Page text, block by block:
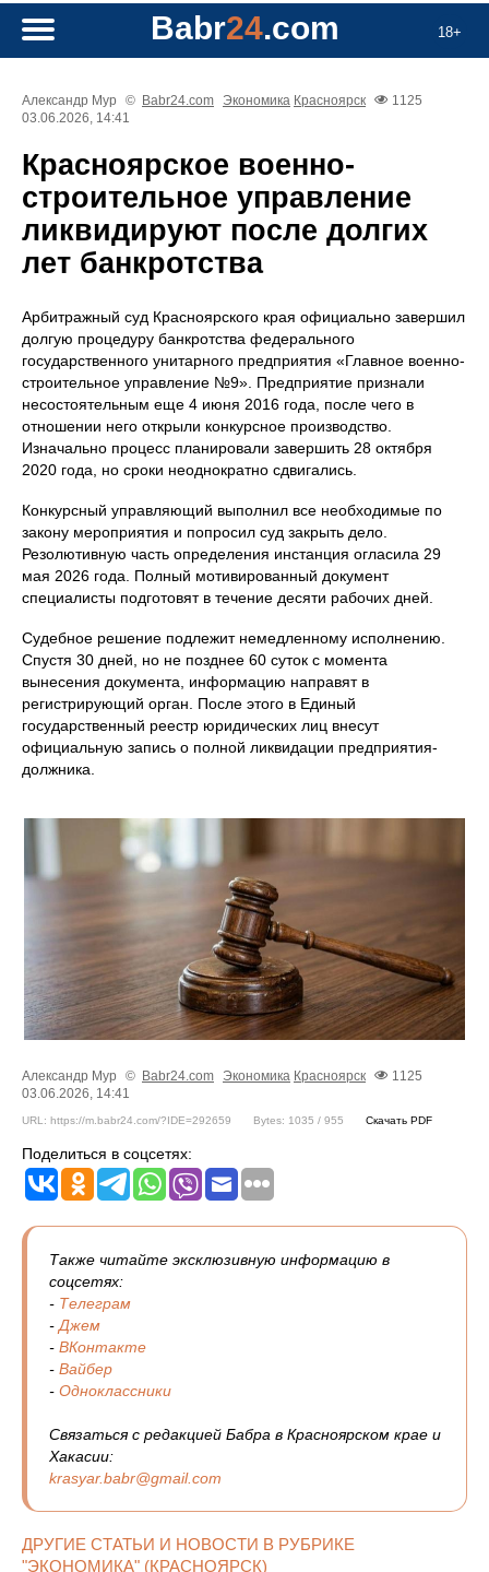
18+
Babr24.com
Александр Мур © Babr24.com Экономика Красноярск
1125
03.06.2026, 14:41
Красноярское военно-
строительное управление
ликвидируют после долгих
лет банкротства
Арбитражный суд Красноярского края официально завершил
долгую процедуру банкротства федерального
государственного унитарного предприятия «Главное военно-
строительное управление №9». Предприятие признали
несостоятельным еще 4 июня 2016 года, после чего в
отношении него открыли конкурсное производство.
Изначально процесс планировали завершить 28 октября
2020 года, но сроки неоднократно сдвигались.
Конкурсный управляющий выполнил все необходимые по
закону мероприятия и попросил суд закрыть дело.
Резолютивную часть определения инстанция огласила 29
мая 2026 года. Полный мотивированный документ
специалисты подготовят в течение десяти рабочих дней.
Судебное решение подлежит немедленному исполнению.
Спустя 30 дней, но не позднее 60 суток с момента
вынесения документа, информацию направят в
регистрирующий орган. После этого в Единый
государственный реестр юридических лиц внесут
официальную запись о полной ликвидации предприятия-
должника.
Александр Мур © Babr24.com Экономика Красноярск
1125
03.06.2026, 14:41
URL: https://m.babr24.com/?IDE=292659 Bytes: 1035 / 955 Скачать PDF
Поделиться в соцсетях:
Также читайте эксклюзивную информацию в
соцсетях:
- Телеграм
- Джем
- ВКонтакте
- Вайбер
- Одноклассники
Связаться с редакцией Бабра в Красноярском крае и
Хакасии:
krasyar.babr@gmail.com
ДРУГИЕ СТАТЬИ И НОВОСТИ В РУБРИКЕ
"ЭКОНОМИКА" (КРАСНОЯРСК)